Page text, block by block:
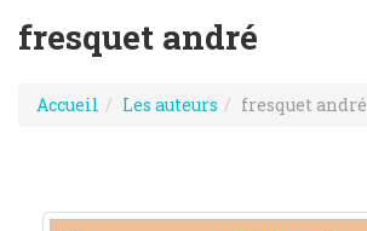
fresquet andré
Accueil Les auteurs fresquet andré